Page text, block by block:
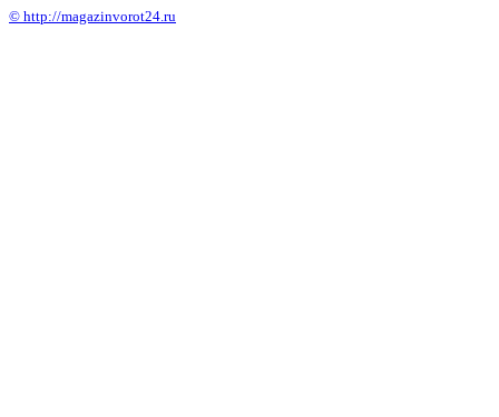
© http://magazinvorot24.ru